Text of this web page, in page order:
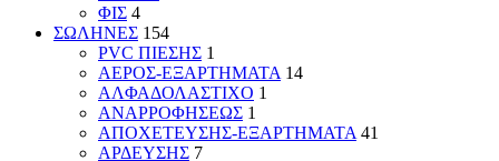
ΦΙΣ 4
ΣΩΛΗΝΕΣ 154
PVC ΠΙΕΣΗΣ 1
ΑΕΡΟΣ-ΕΞΑΡΤΗΜΑΤΑ 14
ΑΛΦΑΔΟΛΑΣΤΙΧΟ 1
ΑΝΑΡΡΟΦΗΣΕΩΣ 1
ΑΠΟΧΕΤΕΥΣΗΣ-ΕΞΑΡΤΗΜΑΤΑ 41
ΑΡΔΕΥΣΗΣ 7